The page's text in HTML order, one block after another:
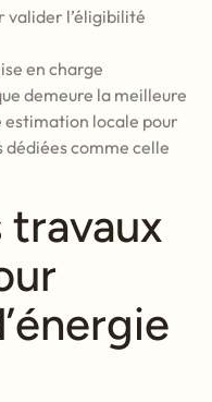
valider l’éligibilité
en charge
demeure la meilleure
estimation locale pour
dédiées comme celle
travaux